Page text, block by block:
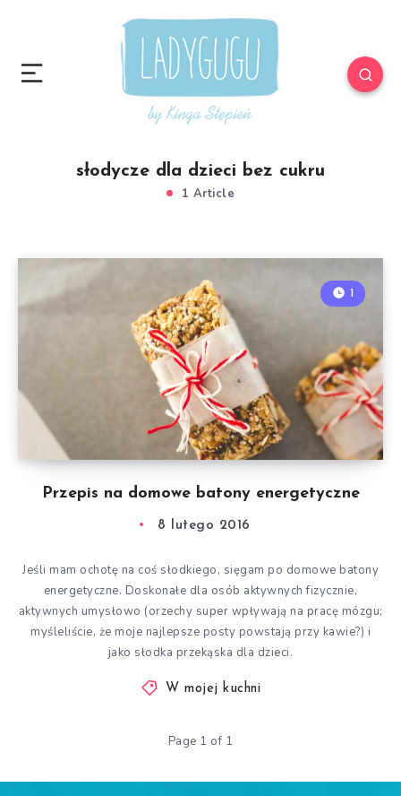
słodycze dla dzieci bez cukru
1 Article
Przepis na domowe batony energetyczne
1
8 lutego 2016
Jeśli mam ochotę na coś słodkiego, sięgam po domowe batony
energetyczne. Doskonałe dla osób aktywnych fizycznie,
aktywnych umysłowo (orzechy super wpływają na pracę mózgu;
myśleliście, że moje najlepsze posty powstają przy kawie?) i
jako słodka przekąska dla dzieci.
W mojej kuchni
Page 1 of 1